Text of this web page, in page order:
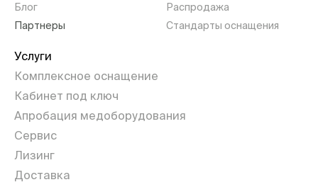
Блог
Партнеры
Распродажа
Стандарты оснащения
Услуги
Комплексное оснащение
Кабинет под ключ
Апробация медоборудования
Сервис
Лизинг
Доставка